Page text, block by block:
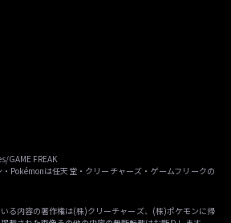
GAME FREAK
Pokémonは任天堂・クリーチャーズ・ゲームフリークの
る内容の著作権は(株)クリーチャーズ、(株)ポケモンに帰